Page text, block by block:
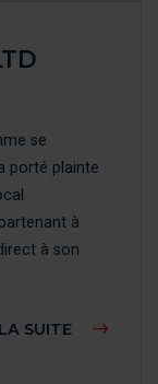
se
porté plainte
à
à son
SUITE À